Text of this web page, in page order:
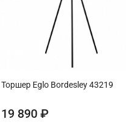
Торшер Eglo Bordesley 43219
19 890 ₽